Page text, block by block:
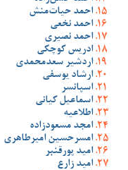
احمد حیات‌منش
احمد نخعی
احمد نصیری
ادریس کوچکی
اردشیر سعدمحمدی
ارشاد یوسفی
اسپانسر
اسماعیل کیانی
اطلاعیه
امجد مسعودزاده
امسرحسین امیرطاهری
امید پورقنبر
امید زارع